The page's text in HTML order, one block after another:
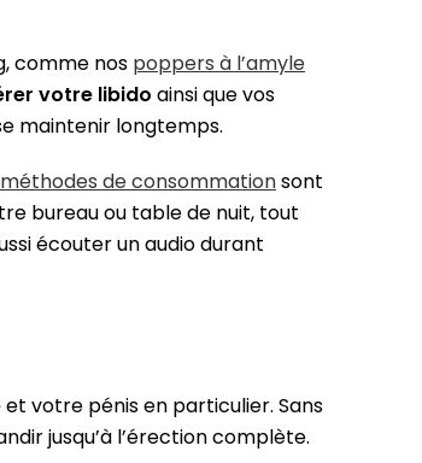
comme nos poppers à l’amyle
votre libido ainsi que vos
maintenir longtemps.
méthodes de consommationsont
bureau ou table de nuit, tout
écouter un audio durant
et votre pénis en particulier. Sans
jusqu’à l’érection complète.